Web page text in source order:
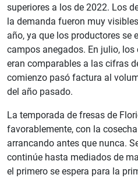
superiores a los de 2022. Los
la demanda fueron muy
año, ya que los productores se
campos anegados. En julio,
eran comparables a las cifras
comienzo pasó factura al
del año pasado.
La temporada de fresas de
favorablemente, con la
arrancando antes que nunca.
continúe hasta mediados de
el primero se espera para la